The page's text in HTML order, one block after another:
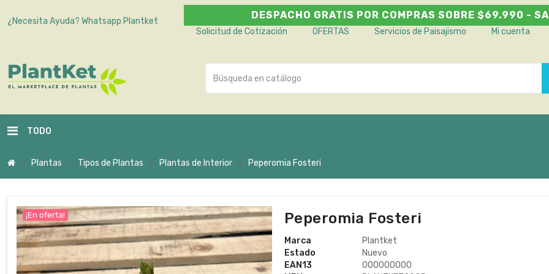
¿Necesita Ayuda? Whatsapp Plantket
DESPACHO GRATIS POR COMPRAS SOBRE $69.990 -
Solicitud de Cotización OFERTAS Servicios de Paisajismo Mi cuenta
TODO
chevron_right Plantas chevron_right Tipos de Plantas chevron_right Plantas de Interior chevron_right Peperomia Fosteri
¡En oferta! Peperomia Fosteri
Marca
Plantket
Estado
Nuevo
EAN13
000000000